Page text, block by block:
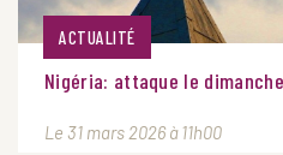
ACTUALITÉ
Nigéria: attaque le
Le 31 mars 2026 à 11h00